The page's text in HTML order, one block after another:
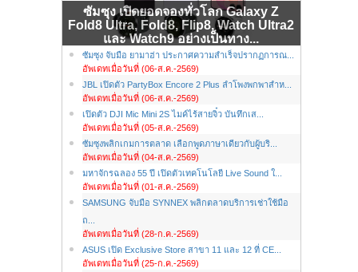
ซัมซุง เปิดยอดจองทั่วโลก Galaxy Z
Fold8 Ultra, Fold8, Flip8, Watch Ultra2
และ Watch9 อย่างเป็นทาง...
ซัมซุง จับมือ ยามาฮ่า ประกาศความสำเร็จปรากฏการณ...
อัพเดทเมื่อวันที่ (06-ส.ค.-2569)
JBL เปิดตัว PartyBox Encore 2 Plus ลำโพงพกพาสำห...
อัพเดทเมื่อวันที่ (06-ส.ค.-2569)
เปิดตัว DJI Mic Mini 2S ไมค์ไร้สายจิ๋ว บันทึกเส...
อัพเดทเมื่อวันที่ (05-ส.ค.-2569)
ซัมซุงพลิกเกมการตลาด เลือกพูดภาษาเดียวกับผู้บริ...
อัพเดทเมื่อวันที่ (04-ส.ค.-2569)
มหาจักรฉลอง 55 ปี เปิดตัวเทคโนโลยี Live Sound ใ...
อัพเดทเมื่อวันที่ (01-ส.ค.-2569)
SAMSUNG จับมือ SYNNEX พลิกตลาดบริการเช่าใช้มือ
ถ...
อัพเดทเมื่อวันที่ (28-ก.ค.-2569)
ASUS เปิด Exclusive Store สาขา 11 และ 12 ที่ CE...
อัพเดทเมื่อวันที่ (25-ก.ค.-2569)